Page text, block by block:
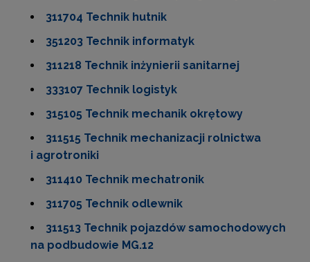
311704 Technik hutnik
351203 Technik informatyk
311218 Technik inżynierii sanitarnej
333107 Technik logistyk
315105 Technik mechanik okrętowy
311515 Technik mechanizacji rolnictwa
i agrotroniki
311410 Technik mechatronik
311705 Technik odlewnik
311513 Technik pojazdów samochodowych
na podbudowie MG.12